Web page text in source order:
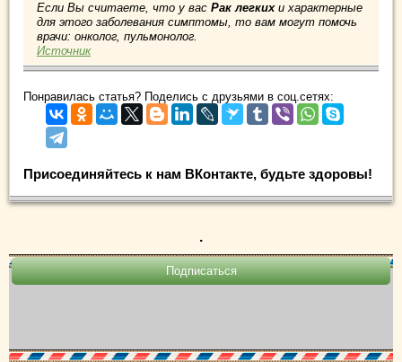
Если Вы считаете, что у вас Рак легкихи характерные
для этого заболевания симптомы, то вам могут помочь
врачи: онколог, пульмонолог.
Источник
Понравилась статья? Поделись с друзьями в соц.сетях:
Присоединяйтесь к нам ВКонтакте, будьте здоровы!
.